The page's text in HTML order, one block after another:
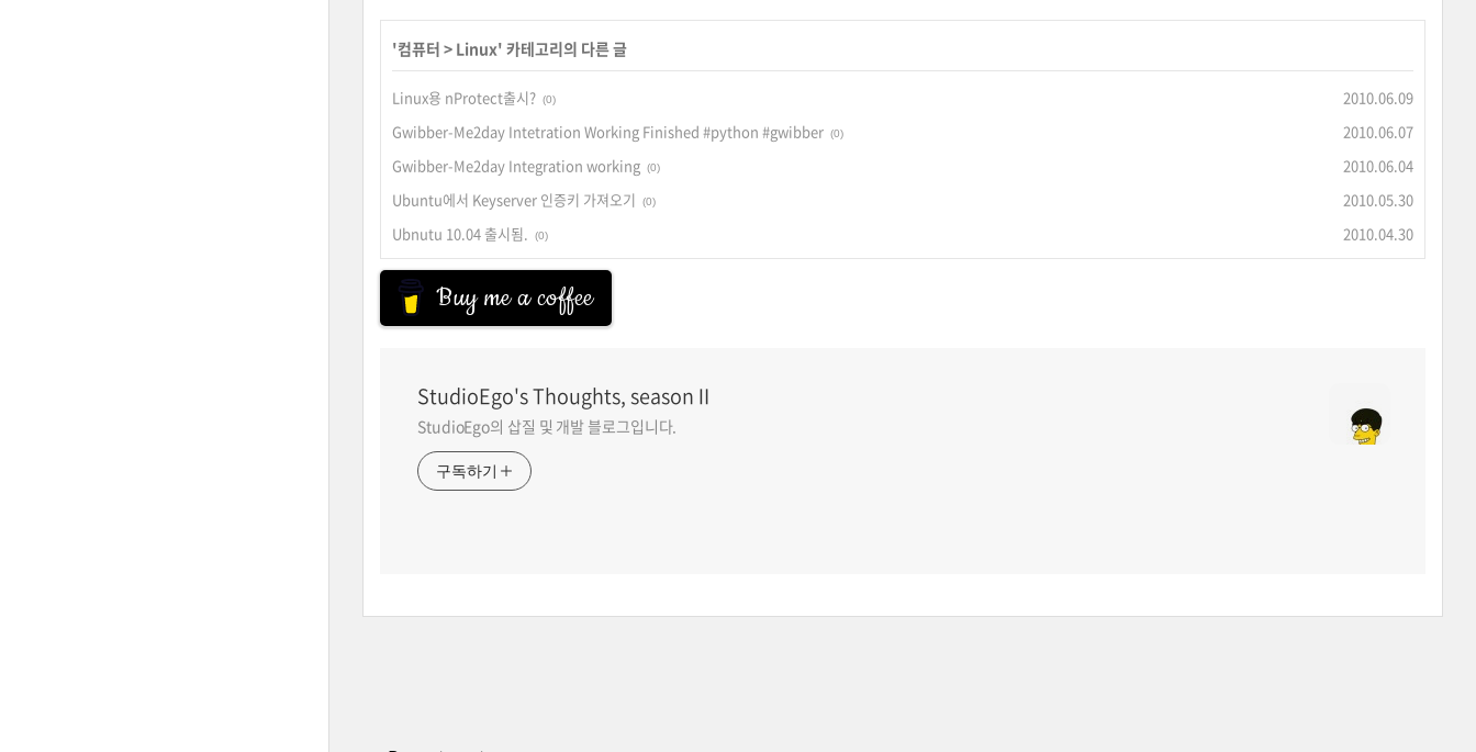
'컴퓨터 > Linux' 카테고리의 다른 글
Linux용 nProtect출시? (0)
2010.06.09
Gwibber-Me2day Intetration Working Finished #python #gwibber (0)
2010.06.07
Gwibber-Me2day Integration working (0)
2010.06.04
Ubuntu에서 Keyserver 인증키 가져오기
(0)
2010.05.30
Ubnutu 10.04 출시됨.
(0) 2010.04.30
Buy me a coffee
StudioEgo's Thoughts, seasonⅡ
StudioEgo의 삽질 및 개발 블로그입니다.
구독하기